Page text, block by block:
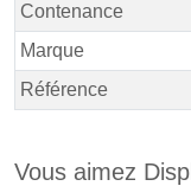
Contenance
Marque
Référence
Vous aimez